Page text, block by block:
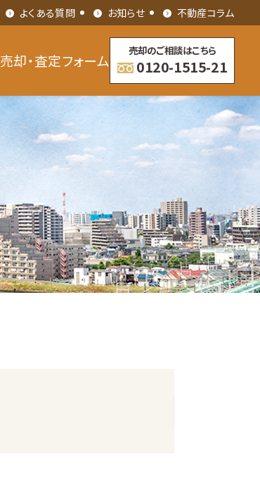
よくある質問 お知らせ 不動産コラム
売却・査定フォーム
売却のご相談はこちら
0120-1515-21